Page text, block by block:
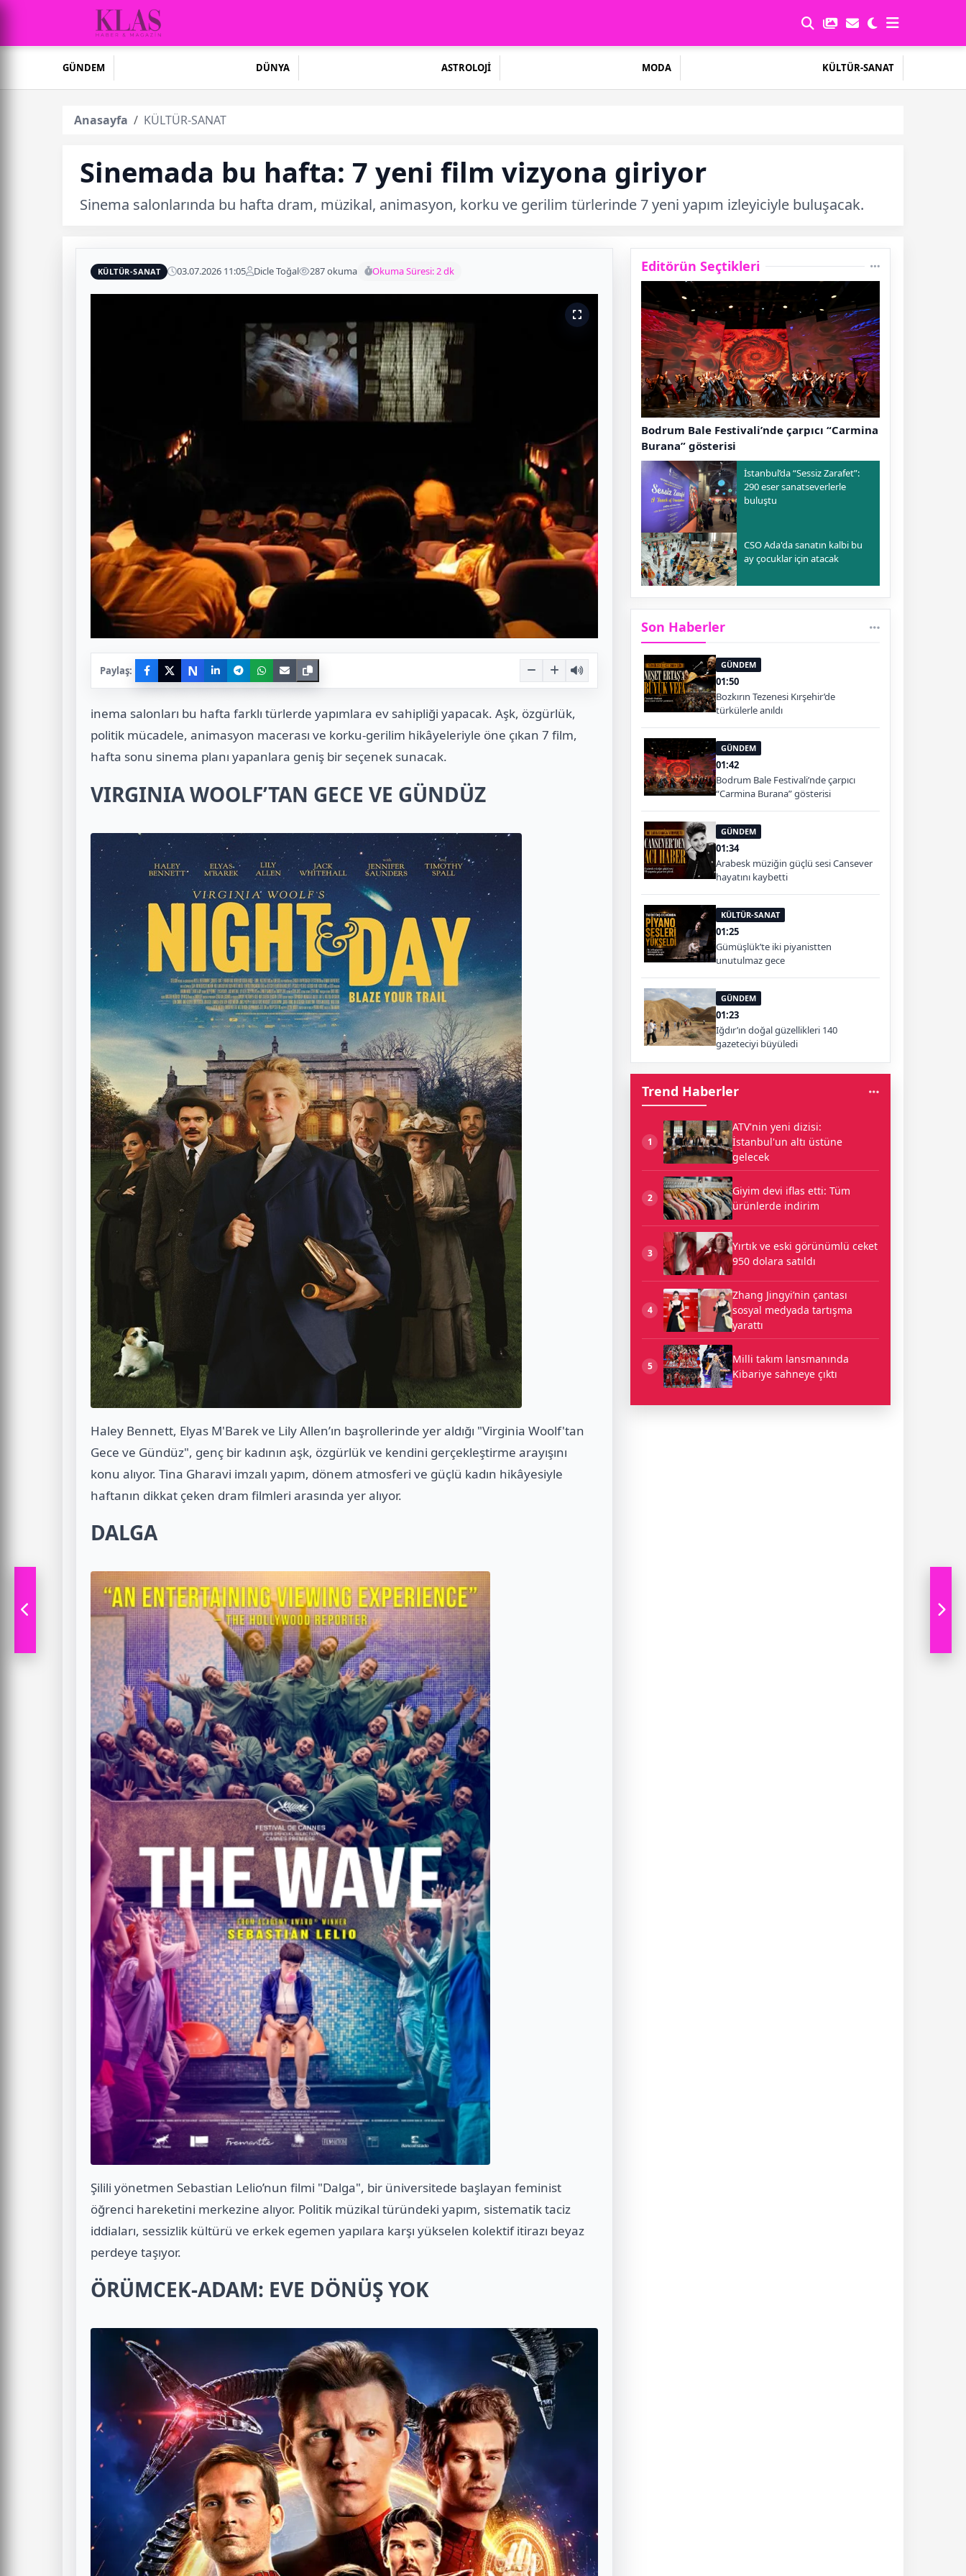
GÜNDEM DÜNYA ASTROLOJİ MODA KÜLTÜR-SANAT
Anasayfa KÜLTÜR-SANAT
Sinemada bu hafta: 7 yeni film vizyona giriyor
Sinema salonlarında bu hafta dram, müzikal, animasyon, korku ve gerilim türlerinde 7 yeni yapım izleyiciyle buluşacak.
KÜLTÜR-SANAT 03.07.2026 11:05 Dicle Toğal 287 okuma Okuma Süresi: 2 dk
Paylaş: N
inema salonları bu hafta farklı türlerde yapımlara ev sahipliği yapacak. Aşk, özgürlük,
politik mücadele, animasyon macerası ve korku-gerilim hikâyeleriyle öne çıkan 7 film,
hafta sonu sinema planı yapanlara geniş bir seçenek sunacak.
VIRGINIA WOOLF’TAN GECE VE GÜNDÜZ
Haley Bennett, Elyas M'Barek ve Lily Allen’ın başrollerinde yer aldığı "Virginia Woolf'tan
Gece ve Gündüz", genç bir kadının aşk, özgürlük ve kendini gerçekleştirme arayışını
konu alıyor. Tina Gharavi imzalı yapım, dönem atmosferi ve güçlü kadın hikâyesiyle
haftanın dikkat çeken dram filmleri arasında yer alıyor.
DALGA
Şilili yönetmen Sebastian Lelio’nun filmi "Dalga", bir üniversitede başlayan feminist
öğrenci hareketini merkezine alıyor. Politik müzikal türündeki yapım, sistematik taciz
iddiaları, sessizlik kültürü ve erkek egemen yapılara karşı yükselen kolektif itirazı beyaz
perdeye taşıyor.
ÖRÜMCEK-ADAM: EVE DÖNÜŞ YOK
Editörün Seçtikleri
Bodrum Bale Festivali’nde çarpıcı “Carmina
Burana” gösterisi
İstanbul’da “Sessiz Zarafet”:
290 eser sanatseverlerle
buluştu
CSO Ada'da sanatın kalbi bu
ay çocuklar için atacak
Son Haberler
GÜNDEM
01:50
Bozkırın Tezenesi Kırşehir’de
türkülerle anıldı
GÜNDEM
01:42
Bodrum Bale Festivali’nde çarpıcı
“Carmina Burana” gösterisi
GÜNDEM
01:34
Arabesk müziğin güçlü sesi Cansever
hayatını kaybetti
KÜLTÜR-SANAT
01:25
Gümüşlük’te iki piyanistten
unutulmaz gece
GÜNDEM
01:23
Iğdır’ın doğal güzellikleri 140
gazeteciyi büyüledi
Trend Haberler
1
ATV'nin yeni dizisi:
İstanbul'un altı üstüne
gelecek
2
Giyim devi iflas etti: Tüm
ürünlerde indirim
3
Yırtık ve eski görünümlü ceket
950 dolara satıldı
4
Zhang Jingyi’nin çantası
sosyal medyada tartışma
yarattı
5
Milli takım lansmanında
Kibariye sahneye çıktı